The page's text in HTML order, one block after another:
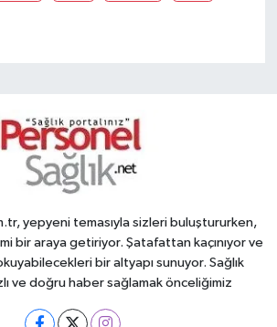
yepyeni temasıyla sizleri buluştururken,
bir araya getiriyor. Şatafattan kaçınıyor ve
bir altyapı sunuyor. Sağlık
ve doğru haber sağlamak önceliğimiz